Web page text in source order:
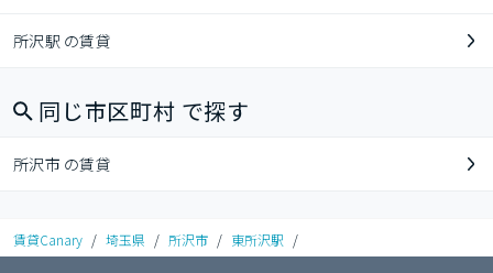
所沢駅 の賃貸
同じ市区町村 で探す
所沢市 の賃貸
賃貸Canary / 埼玉県 / 所沢市 / 東所沢駅 /